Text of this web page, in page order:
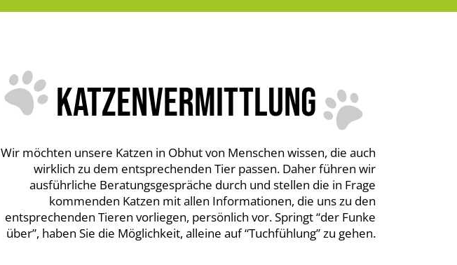
KATZENVERMITTLUNG
Wir möchten unsere Katzen in Obhut von Menschen wissen, die auch
wirklich zu dem entsprechenden Tier passen. Daher führen wir
ausführliche Beratungsgespräche durch und stellen die in Frage
kommenden Katzen mit allen Informationen, die uns zu den
entsprechenden Tieren vorliegen, persönlich vor. Springt “der Funke
über”, haben Sie die Möglichkeit, alleine auf “Tuchfühlung” zu gehen.